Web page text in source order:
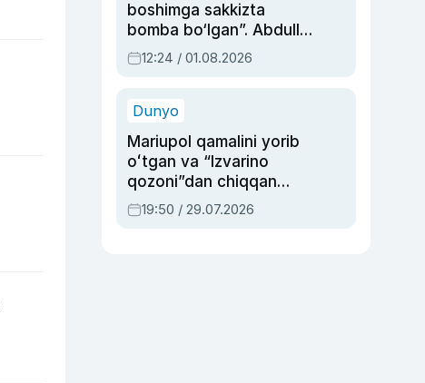
boshimga sakkizta
bomba bo‘lgan”. Abdulla
Oripovni siyosiy
ayblovlardan asrab
12:24 / 01.08.2026
Dunyo
Mariupol qamalini yorib
oʻtgan va “Izvarino
qozoni”dan chiqqan
qahramon — Ukraina
armiyasi bosh
19:50 / 29.07.2026